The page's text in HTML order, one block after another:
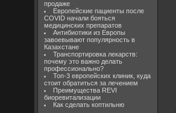
продаже
Европейские пациенты после
COVID начали бояться
медицинских препаратов
Антибиотики из Европы
завоевывают популярность в
Казахстане
Транспортировка лекарств:
почему это важно делать
профессионально?
Топ-3 европейских клиник, куда
стоит обратиться за лечением
Преимущества REVI
биоревитализации
Как сделать коптильню